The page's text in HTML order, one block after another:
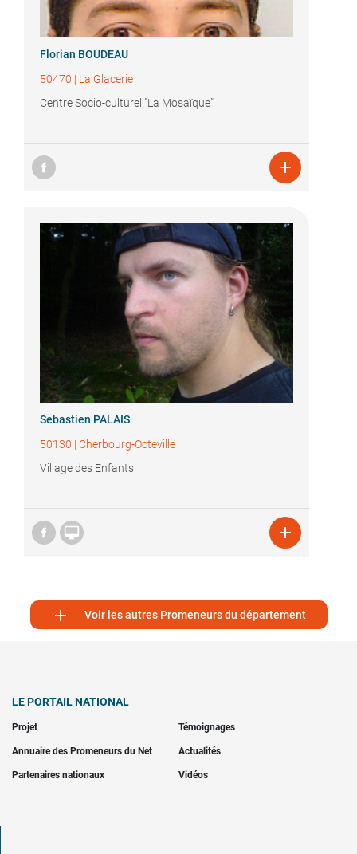
Florian BOUDEAU
50470 | La Glacerie
Centre Socio-culturel "La Mosaïque"

Sebastien PALAIS
50130 | Cherbourg-Octeville
Village des Enfants
 
 Voir les autres Promeneurs du département
LE PORTAIL NATIONAL
Projet Témoignages
Annuaire des Promeneurs du Net Actualités
Partenaires nationaux Vidéos